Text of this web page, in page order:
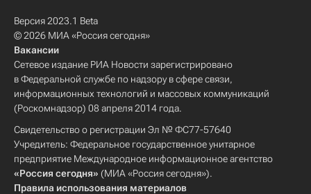
Версия 2023.1 Beta
© 2026 МИА «Россия сегодня»
Вакансии
Сетевое издание РИА Новости зарегистрировано
в Федеральной службе по надзору в сфере связи,
информационных технологий и массовых коммуникаций
(Роскомнадзор) 08 апреля 2014 года.
Свидетельство о регистрации Эл № ФС77-57640
Учредитель: Федеральное государственное унитарное
предприятие Международное информационное агентство
«Россия сегодня» (МИА «Россия сегодня»).
Правила использования материалов